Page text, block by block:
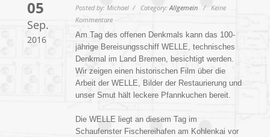
05
Sep.
2016
Posted by: Michael / Category:Allgemein / Keine
Kommentare
Am Tag des offenen Denkmals kann das 100-
jährige Bereisungsschiff WELLE, technisches
Denkmal im Land Bremen, besichtigt werden.
Wir zeigen einen historischen Film über die
Arbeit der WELLE, Bilder der Restaurierung und
unser Smut hält leckere Pfannkuchen bereit.
Die WELLE liegt an diesem Tag im
Schaufenster Fischereihafen am Kohlenkai vor